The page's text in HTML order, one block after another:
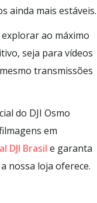
ainda mais estáveis.
ao máximo
seja para vídeos
transmissões
do DJI Osmo
em
DJI Brasil e garanta
nossa loja oferece.